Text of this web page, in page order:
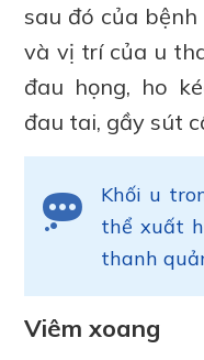
sau đó của
và vị trí của u
đau họng, ho
đau tai, gầy sút
Khối u
thể xuất
thanh
Viêm xoang